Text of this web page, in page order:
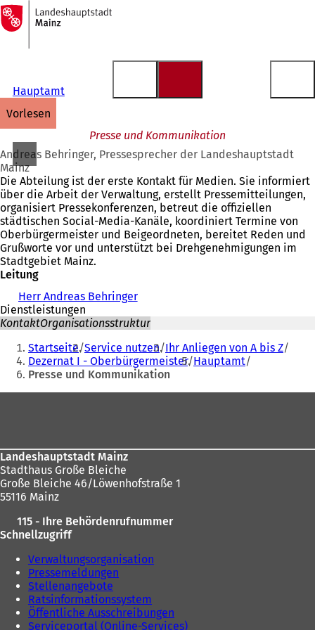
Inhalt anspringen
Zur
Startseite
Hauptamt
vorlesen
Presse und Kommunikation
Andreas Behringer, Pressesprecher der Landeshauptstadt
Mainz
Die Abteilung ist der erste Kontakt für Medien. Sie informiert
über die Arbeit der Verwaltung, erstellt Pressemitteilungen,
organisiert Pressekonferenzen, betreut die offiziellen
städtischen Social-Media-Kanäle, koordiniert Termine von
Oberbürgermeister und Beigeordneten, bereitet Reden und
Grußworte vor und unterstützt bei Drehgenehmigungen im
Stadtgebiet Mainz.
Leitung
Herr Andreas Behringer
Dienstleistungen
KontaktOrganisationsstruktur
Sie
befinden
sich
hier:
Startseite Service nutzen Ihr Anliegen von A bis Z
Dezernat I - Oberbürgermeister Hauptamt
Presse und Kommunikation
Landeshauptstadt Mainz
Stadthaus Große Bleiche
Große Bleiche 46/Löwenhofstraße 1
55116 Mainz
115 - Ihre Behördenrufnummer
Schnellzugriff
Verwaltungsorganisation
Pressemeldungen
Stellenangebote
Ratsinformationssystem
Öffentliche Ausschreibungen
Serviceportal (Online-Services)